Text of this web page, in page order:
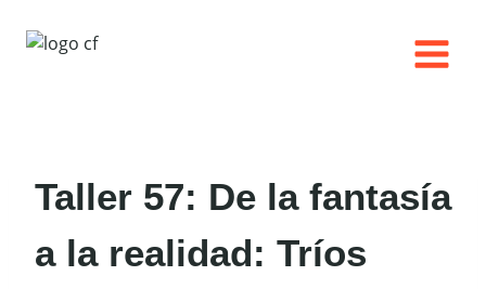
Taller 57: De la fantasía
a la realidad: Tríos